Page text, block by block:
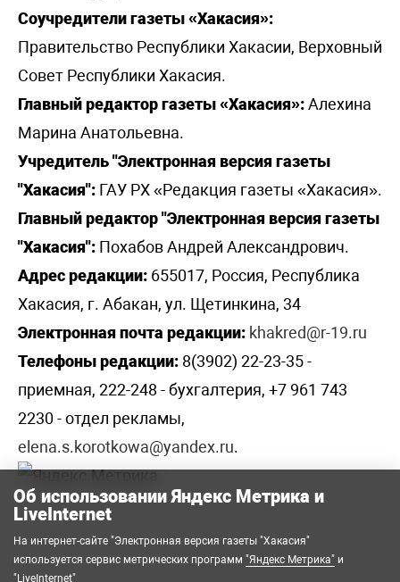
Соучредители газеты «Хакасия»:
Правительство Республики Хакасии, Верховный
Совет Республики Хакасия.
Главный редактор газеты «Хакасия»:Алехина
Марина Анатольевна.
Учредитель "Электронная версия газеты
"Хакасия": ГАУ РХ «Редакция газеты «Хакасия».
Главный редактор "Электронная версия газеты
"Хакасия": Похабов Андрей Александрович.
Адрес редакции: 655017, Россия, Республика
Хакасия, г. Абакан, ул. Щетинкина, 34
Электронная почта редакции: khakred@r-19.ru
Телефоны редакции: 8(3902) 22-23-35 -
приемная, 222-248 - бухгалтерия, +7 961 743
2230 - отдел рекламы,
elena.s.korotkowa@yandex.ru.
Об использовании Яндекс Метрика и
LiveInternet
На интернет-сайте "Электронная версия газеты "Хакасия"
используется сервис метрических программ "Яндекс Метрика" и
"LiveInternet"